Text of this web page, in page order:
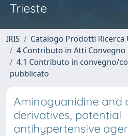
Trieste
IRIS
Catalogo Prodotti Ricerca
4 Contributo in Atti Convegno
4.1 Contributo in convegno/
pubblicato
Aminoguanidine and
derivatives, potential
antihypertensive